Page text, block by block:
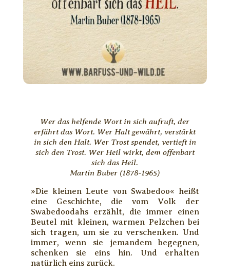
Wer das helfende Wort in sich aufruft, der
erfährt das Wort. Wer Halt gewährt, verstärkt
in sich den Halt. Wer Trost spendet, vertieft in
sich den Trost. Wer Heil wirkt, dem offenbart
sich das Heil.
Martin Buber (1878-1965)
»Die kleinen Leute von Swabedoo« heißt
eine Geschichte, die vom Volk der
Swabedoodahs erzählt, die immer einen
Beutel mit kleinen, warmen Pelzchen bei
sich tragen, um sie zu verschenken. Und
immer, wenn sie jemandem begegnen,
schenken sie eins hin. Und erhalten
natürlich eins zurück.